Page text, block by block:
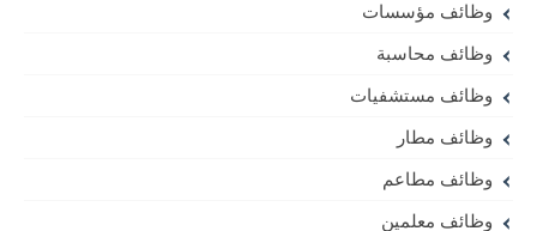
وظائف مؤسسات
وظائف محاسبة
وظائف مستشفيات
وظائف مطار
وظائف مطاعم
وظائف معلمين